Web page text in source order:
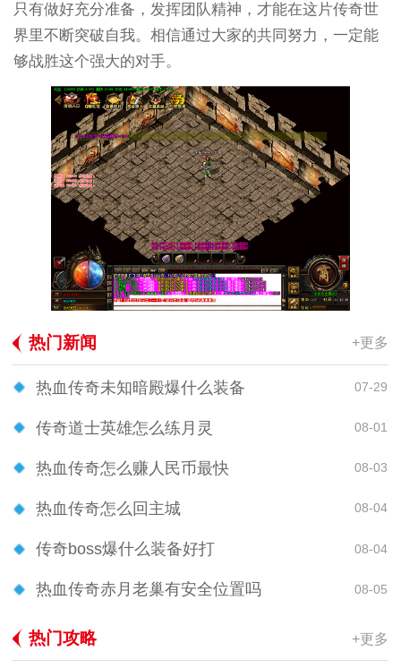
只有做好充分准备，发挥团队精神，才能在这片传奇世
界里不断突破自我。相信通过大家的共同努力，一定能
够战胜这个强大的对手。
热门新闻 +更多
热血传奇未知暗殿爆什么装备 07-29
传奇道士英雄怎么练月灵 08-01
热血传奇怎么赚人民币最快 08-03
热血传奇怎么回主城 08-04
传奇boss爆什么装备好打 08-04
热血传奇赤月老巢有安全位置吗 08-05
热门攻略 +更多